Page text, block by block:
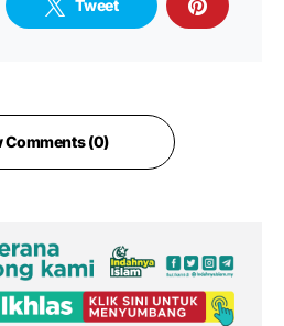
Tweet
Comments (0)